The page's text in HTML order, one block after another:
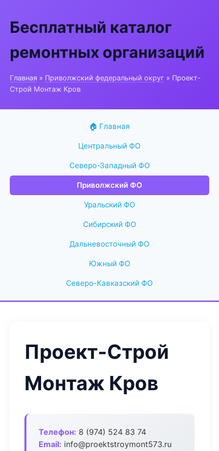
Бесплатный каталог
ремонтных организаций
Главная » Приволжский федеральный округ » Проект-
Строй Монтаж Кров
🏠 Главная
Центральный ФО
Северо-Западный ФО
Приволжский ФО
Уральский ФО
Сибирский ФО
Дальневосточный ФО
Южный ФО
Северо-Кавказский ФО
Проект-Строй
Монтаж Кров
Телефон: 8 (974) 524 83 74
Email: info@proektstroymont573.ru